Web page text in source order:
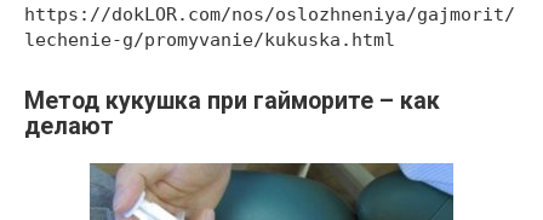
https://dokLOR.com/nos/oslozhneniya/gajmorit/
lechenie-g/promyvanie/kukuska.html
Метод кукушка при гайморите – как
делают